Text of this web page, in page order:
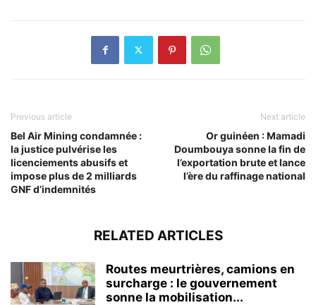
Previous article
Bel Air Mining condamnée :
la justice pulvérise les
licenciements abusifs et
impose plus de 2 milliards
GNF d’indemnités
Next article
Or guinéen : Mamadi
Doumbouya sonne la fin de
l’exportation brute et lance
l’ère du raffinage national
RELATED ARTICLES
Routes meurtrières, camions en
surcharge : le gouvernement
sonne la mobilisation...